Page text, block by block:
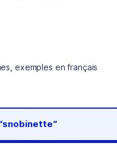
exemples en français